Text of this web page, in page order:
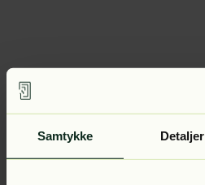
Samtykke Detaljer